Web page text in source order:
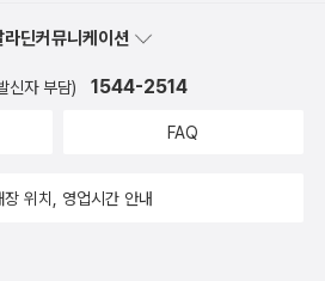
경고니까요. 다행히 저는 제 안의 소리
이 취약해지는 위험을 감당하는 것보다
시 상황을 되돌아보면서 당신은 자신
남자의 아파트에 가는 등) 스스로 판단
심을 각인시키고 훼손당한 인격을 관통
게는 대개 거의 인식되지 않거나 욕망을
다는 점에서 다르다.바로 이 더렵혀졌
를 비난하게 만드는 요인이 된다. (p.41)
실이 이 책의 <작가 후기>에 실려 있었
자는 제안을 받았을 때 이수정 박사님은
존재 가치를 입증해야 하는 연구자에게
가스를 가득 채우고 한 달은 엎드려 있
못하게 했다는 것을요. 우리가 하는 방식
워서 당신을 움직이지 못하게 하는 것이
계 후에는 아무런 신경을 쓰지 않거나
다. 정희진은, 아는 것은 상처받는 것이
스트 였다는 것을 알게 됐다. 나는 내가 여
곤하다고, 불합리하며 부조리하다고 생
같이해, 동기는 달랐지만, 다들 페미니즘
변에 없는 것(온라인에서는 내가 피곤해
나...) 이 책에서 추천한 책들은 다음과
딘커뮤니케이션
신자 부담) 1544-2514
FAQ
장 위치, 영업시간 안내